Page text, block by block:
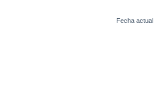
Fecha actual